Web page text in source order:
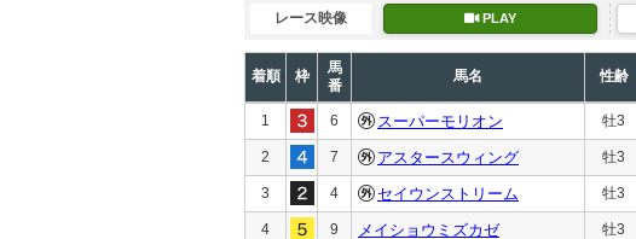
レース映像 PLAY
着順 枠
馬
番
馬名 性齢
1 6 スーパーモリオン 牡3
2 7 アスタースウィング 牡3
3 4 セイウンストリーム 牡3
4 9 メイショウミズカゼ 牡3